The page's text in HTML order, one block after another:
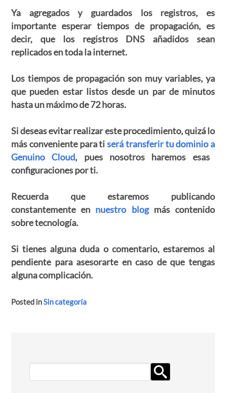
Ya agregados y guardados los registros, es
importante esperar tiempos de propagación, es
decir, que los registros DNS añadidos sean
replicados en toda la internet.
Los tiempos de propagación son muy variables, ya
que pueden estar listos desde un par de minutos
hasta un máximo de 72 horas.
Si deseas evitar realizar este procedimiento, quizá lo
más conveniente para ti será transferir tu dominio a
Genuino Cloud, pues nosotros haremos esas
configuraciones por ti.
Recuerda que estaremos publicando
constantemente en nuestro blogmás contenido
sobre tecnología.
Si tienes alguna duda o comentario, estaremos al
pendiente para asesorarte en caso de que tengas
alguna complicación.
Posted inSin categoría
for: